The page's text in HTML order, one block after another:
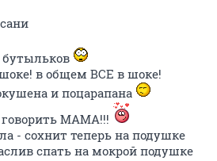
бутыльков
в общем ВСЕ в шоке!
и поцарапана
говорить МАМА!!!
- сохнит теперь на подушке
спать на мокрой подушке